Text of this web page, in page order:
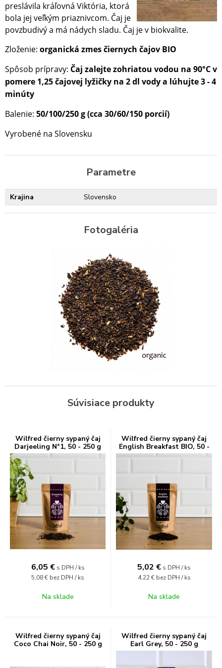
preslávila kráľovná Viktória, ktorá
bola jej veľkým priaznivcom. Čaj je
povzbudivý a má nádych sladu. Čaj je v biokvalite.
Zloženie: organická zmes čiernych čajov BIO
Spôsob prípravy: Čaj zalejte zohriatou vodou na 90°Cv
pomere 1,25 čajovej lyžičky na 2 dl vody a lúhujte 3 -4
minúty
Balenie: 50/100/250 g (cca 30/60/150 porcií)
Vyrobené na Slovensku
Parametre
Krajina Slovensko
Fotogaléria
Súvisiace produkty
Wilfred čierny sypaný čaj
Darjeeling N°1, 50 - 250 g
6,05 € s DPH / ks
5,08 € bez DPH / ks
Na sklade
Wilfred čierny sypaný čaj
English Breakfast BIO, 50 -
250 g
5,02 € s DPH / ks
4,22 € bez DPH / ks
Na sklade
Wilfred čierny sypaný čaj
Coco Chai Noir, 50 - 250 g
Wilfred čierny sypaný čaj
Earl Grey, 50 - 250 g